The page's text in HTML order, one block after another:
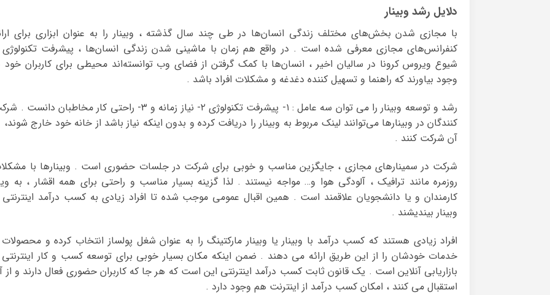
دلایل رشد وبینار
با مجازی شدن بخش‌های مختلف زندگی انسان‌ها در طی چند سال گذشته ، وبینار را به عنوان ابزاری برای
کنفرانس‌های مجازی معرفی شده است . در واقع هم زمان با ماشینی شدن زندگی انسان‌ها ، پیشرفت
شیوع ویروس کرونا در سالیان اخیر ، انسان‌ها با کمک گرفتن از فضای وب توانسته‌اند محیطی برای کاربران خود
وجود بیاورند که راهنما و تسهیل کننده‌ دغدغه و مشکلات افراد باشد .
رشد و توسعه وبینار را می توان سه عامل : ۱- پیشرفت تکنولوژی ۲- نیاز زمانه و ۳- راحتی کار مخاطبان
کنندگان در وبینارها می‌توانند لینک مربوط به وبینار را دریافت کرده و بدون اینکه نیاز باشد از خانه‌ خود خارج شوند،
آن شرکت کنند .
شرکت در سمینارهای مجازی ، جایگزین مناسب و خوبی برای شرکت در جلسات حضوری است . وبینارها با
روزمره مانند ترافیک ، آلودگی هوا و… مواجه نیستند . لذا گزینه‌ بسیار مناسب و راحتی برای همه اقشار ، به
کارمندان و یا دانشجویان علاقمند است . همین اقبال عمومی موجب شده تا افراد زیادی به کسب درآمد اینترنتی
وبینار بیندیشند .
افراد زیادی هستند که کسب درآمد با وبینار یا وبینار مارکتینگ را به عنوان شغل پولساز انتخاب کرده و
خدمات خودشان را از این طریق ارائه می دهند . ضمن اینکه مکان بسیار خوبی برای توسعه کسب و کار
بازاریابی آنلاین است . یک قانون ثابت کسب درآمد اینترنتی این است که هر جا که کاربران حضوری فعال دارند و از
استقبال می کنند ، امکان کسب درآمد از اینترنت هم وجود دارد .